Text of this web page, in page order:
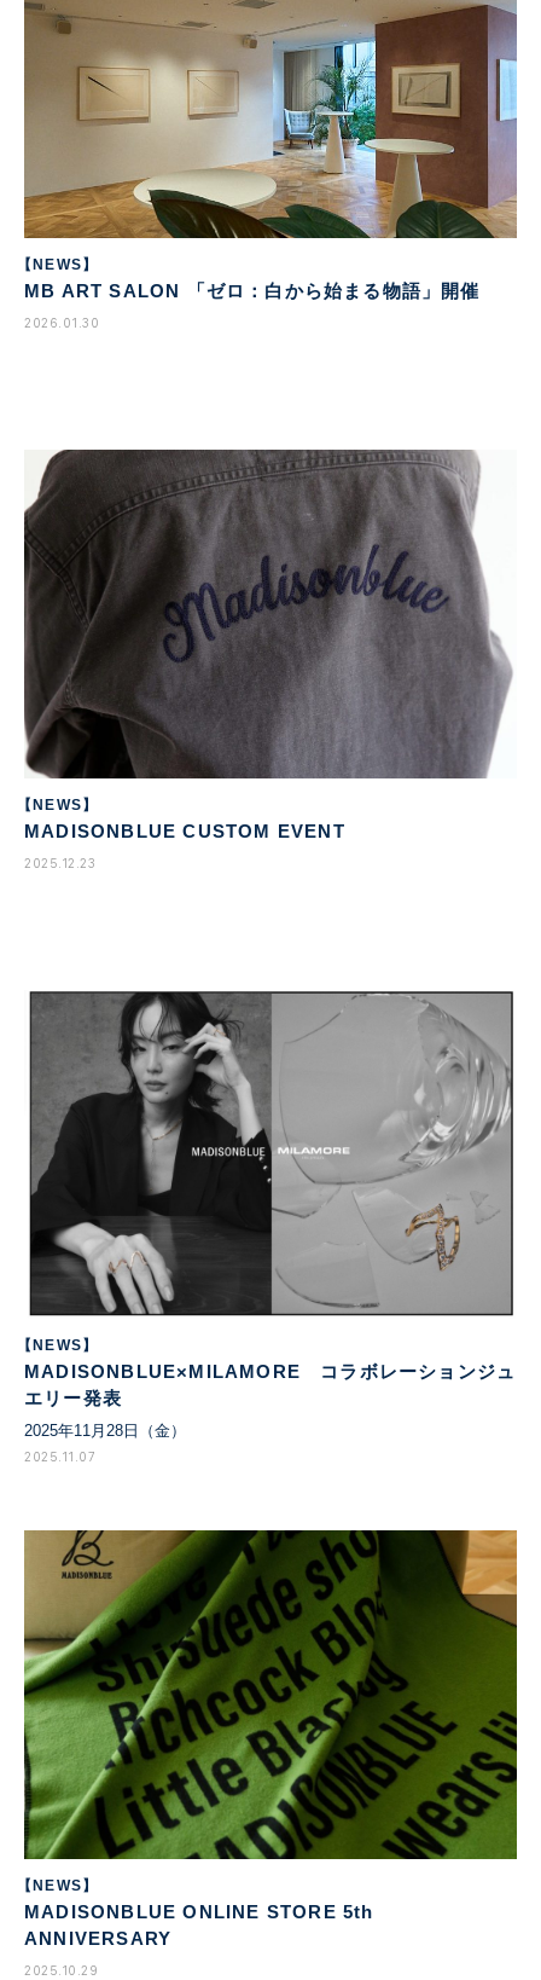
【NEWS】
MB ART SALON 「ゼロ：白から始まる物語」開催
2026.01.30
【NEWS】
MADISONBLUE CUSTOM EVENT
2025.12.23
【NEWS】
MADISONBLUE×MILAMORE コラボレーションジュ
エリー発表
2025年11月28日（金）
2025.11.07
【NEWS】
MADISONBLUE ONLINE STORE 5th
ANNIVERSARY
2025.10.29